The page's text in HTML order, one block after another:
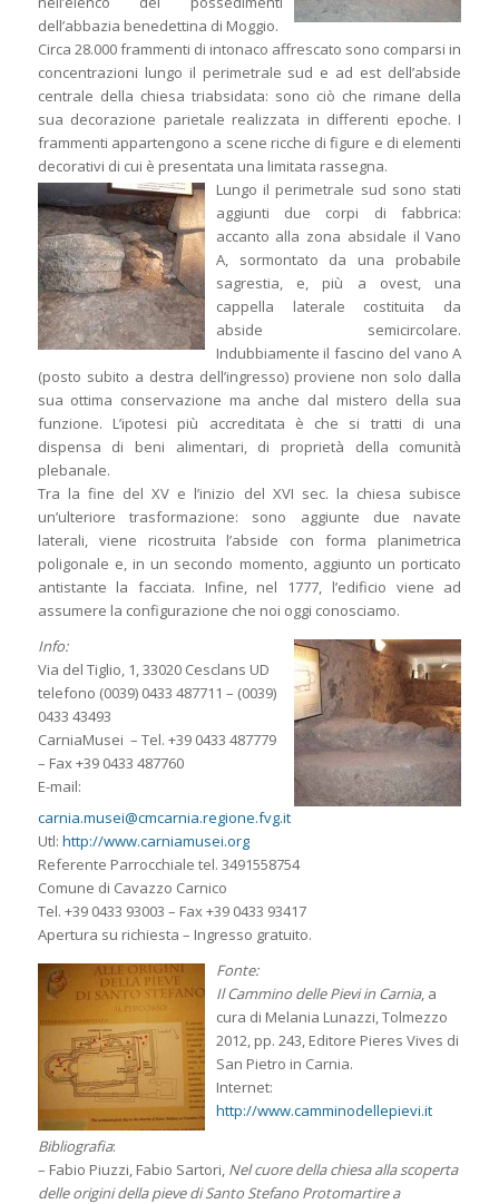
dell’abbazia benedettina di Moggio.
Circa 28.000 frammenti di intonaco affrescato sono comparsi in
concentrazioni lungo il perimetrale sud e ad est dell’abside
centrale della chiesa triabsidata: sono ciò che rimane della
sua decorazione parietale realizzata in differenti epoche. I
frammenti appartengono a scene ricche di figure e di elementi
decorativi di cui è presentata una limitata rassegna.
Lungo il perimetrale sud sono stati
aggiunti due corpi di fabbrica:
accanto alla zona absidale il Vano
A, sormontato da una probabile
sagrestia, e, più a ovest, una
cappella laterale costituita da
abside semicircolare.
Indubbiamente il fascino del vano A
(posto subito a destra dell’ingresso) proviene non solo dalla
sua ottima conservazione ma anche dal mistero della sua
funzione. L’ipotesi più accreditata è che si tratti di una
dispensa di beni alimentari, di proprietà della comunità
plebanale.
Tra la fine del XV e l’inizio del XVI sec. la chiesa subisce
un’ulteriore trasformazione: sono aggiunte due navate
laterali, viene ricostruita l’abside con forma planimetrica
poligonale e, in un secondo momento, aggiunto un porticato
antistante la facciata. Infine, nel 1777, l’edificio viene ad
assumere la configurazione che noi oggi conosciamo.
Info:
Via del Tiglio, 1, 33020 Cesclans UD
telefono (0039) 0433 487711 – (0039)
0433 43493
CarniaMusei – Tel. +39 0433 487779
– Fax +39 0433 487760
E-mail:
carnia.musei@cmcarnia.regione.fvg.it
Utl: http://www.carniamusei.org
Referente Parrocchiale tel. 3491558754
Comune di Cavazzo Carnico
Tel. +39 0433 93003 – Fax +39 0433 93417
Apertura su richiesta – Ingresso gratuito.
Fonte:
Il Cammino delle Pievi in Carnia, a
cura di Melania Lunazzi, Tolmezzo
2012, pp. 243, Editore Pieres Vives di
San Pietro in Carnia.
Internet:
http://www.camminodellepievi.it
Bibliografia:
– Fabio Piuzzi, Fabio Sartori,Nel cuore della chiesa alla scoperta
delle origini della pieve di Santo Stefano Protomartire a